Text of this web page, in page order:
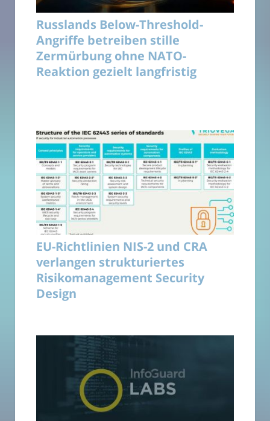
Russlands Below-Threshold-
Angriffe betreiben stille
Zermürbung ohne NATO-
Reaktion gezielt langfristig
EU-Richtlinien NIS-2 und CRA
verlangen strukturiertes
Risikomanagement Security
Design